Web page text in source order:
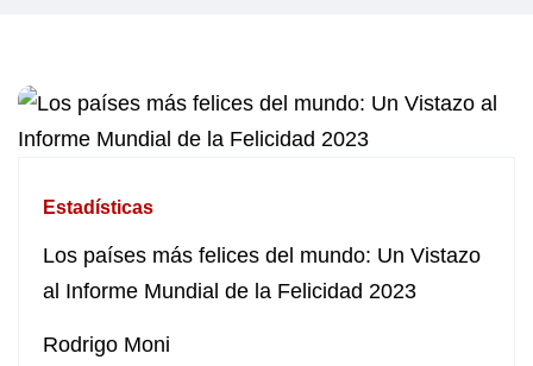
Estadísticas
Los países más felices del mundo: Un Vistazo
al Informe Mundial de la Felicidad 2023
Rodrigo Moni